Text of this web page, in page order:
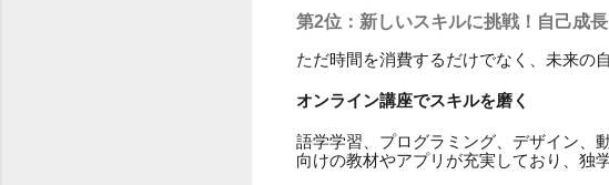
第2位：新しいスキルに挑戦！自己成
ただ時間を消費するだけでなく、未来の
オンライン講座でスキルを磨く
語学学習、プログラミング、デザイン、
向けの教材やアプリが充実しており、独